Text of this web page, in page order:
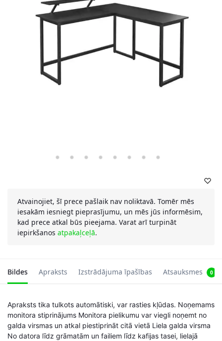
Atvainojiet, šī prece pašlaik nav noliktavā. Tomēr mēs
iesakām iesniegt pieprasījumu, un mēs jūs informēsim,
kad prece atkal būs pieejama. Varat arī turpināt
iepirkšanos atpakaļceļā.
Bildes Apraksts Izstrādājuma īpašības Atsauksmes 0
Apraksts tika tulkots automātiski, var rasties kļūdas. Noņemams
monitora stiprinājums Monitora pielikumu var viegli noņemt no
galda virsmas un atkal piestiprināt citā vietā Liela galda virsma
No datora līdz grāmatām un failiem līdz kafijas tasei, lielajā